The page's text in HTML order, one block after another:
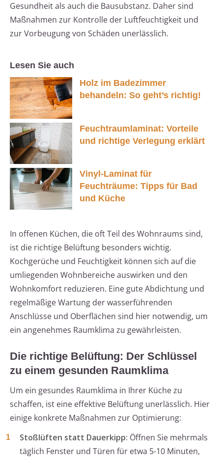
Gesundheit als auch die Bausubstanz. Daher sind
Maßnahmen zur Kontrolle der Luftfeuchtigkeit und
zur Vorbeugung von Schäden unerlässlich.
Lesen Sie auch
Holz im Badezimmer
behandeln: So geht’s richtig!
Feuchtraumlaminat: Vorteile
und richtige Verlegung erklärt
Vinyl-Laminat für
Feuchträume: Tipps für Bad
und Küche
In offenen Küchen, die oft Teil des Wohnraums sind,
ist die richtige Belüftung besonders wichtig.
Kochgerüche und Feuchtigkeit können sich auf die
umliegenden Wohnbereiche auswirken und den
Wohnkomfort reduzieren. Eine gute Abdichtung und
regelmäßige Wartung der wasserführenden
Anschlüsse und Oberflächen sind hier notwendig, um
ein angenehmes Raumklima zu gewährleisten.
Die richtige Belüftung: Der Schlüssel
zu einem gesunden Raumklima
Um ein gesundes Raumklima in Ihrer Küche zu
schaffen, ist eine effektive Belüftung unerlässlich. Hier
einige konkrete Maßnahmen zur Optimierung:
Stoßlüften statt Dauerkipp: Öffnen Sie mehrmals
täglich Fenster und Türen für etwa 5-10 Minuten,